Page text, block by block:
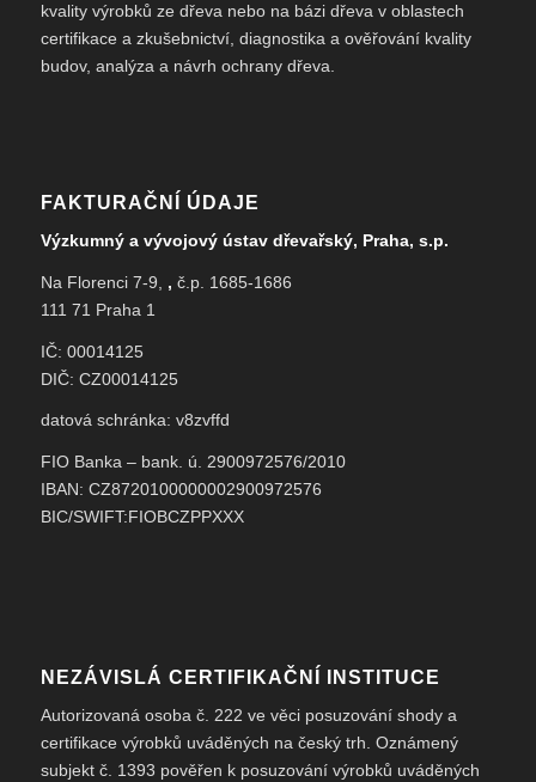
kvality výrobků ze dřeva nebo na bázi dřeva v oblastech
certifikace a zkušebnictví, diagnostika a ověřování kvality
budov, analýza a návrh ochrany dřeva.
FAKTURAČNÍ ÚDAJE
Výzkumný a vývojový ústav dřevařský, Praha, s.p.
Na Florenci 7-9, , č.p. 1685-1686
111 71 Praha 1
IČ: 00014125
DIČ: CZ00014125
datová schránka: v8zvffd
FIO Banka – bank. ú. 2900972576/2010
IBAN: CZ8720100000002900972576
BIC/SWIFT:FIOBCZPPXXX
NEZÁVISLÁ CERTIFIKAČNÍ INSTITUCE
Autorizovaná osoba č. 222 ve věci posuzování shody a
certifikace výrobků uváděných na český trh. Oznámený
subjekt č. 1393 pověřen k posuzování výrobků uváděných